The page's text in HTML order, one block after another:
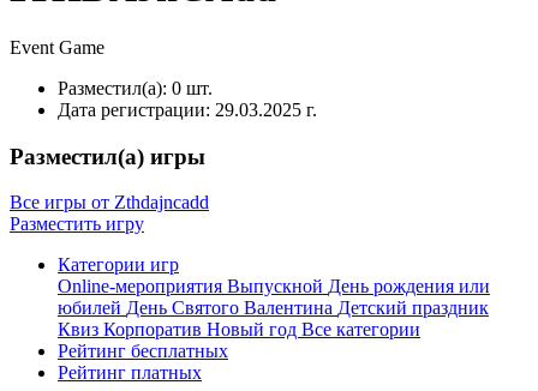
Event Game
Разместил(а): 0 шт.
Дата регистрации: 29.03.2025 г.
Разместил(а) игры
Все игры от Zthdajncadd
Разместить игру
Категории игр
Online-мероприятия Выпускной День рождения или
юбилей День Святого Валентина Детский праздник
Квиз Корпоратив Новый год Все категории
Рейтинг бесплатных
Рейтинг платных